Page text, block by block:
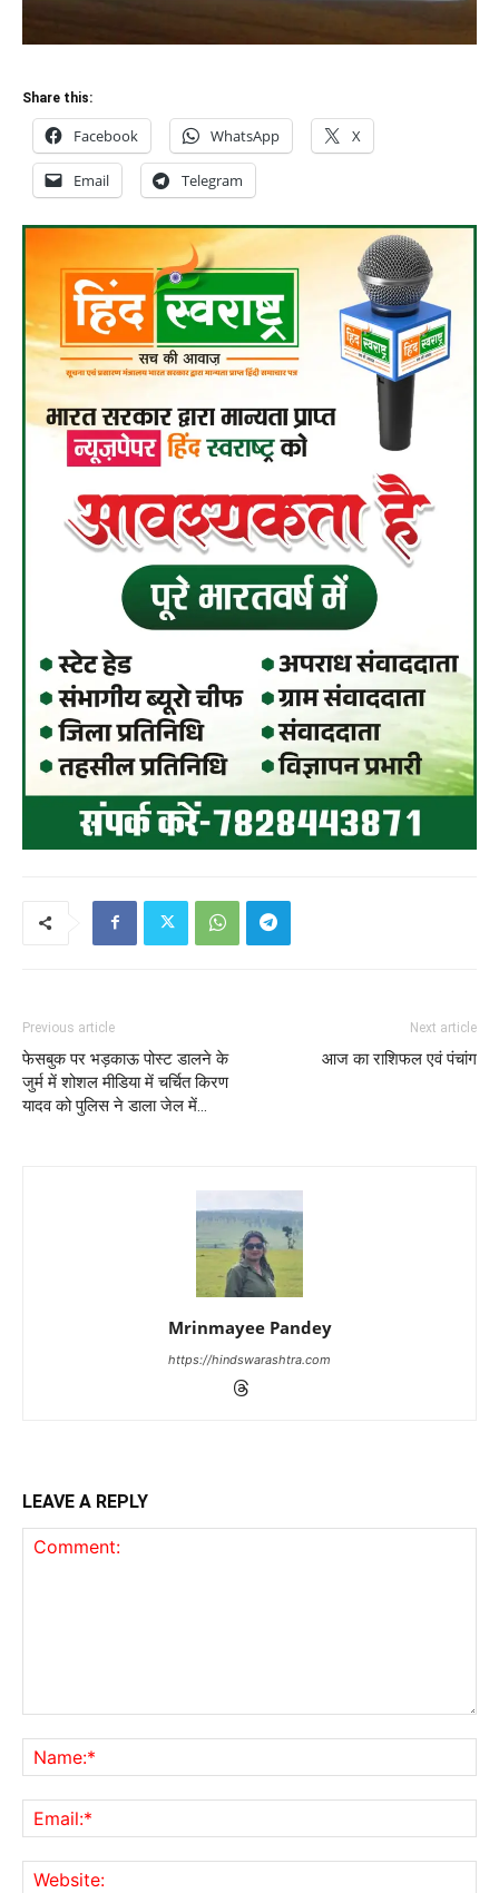
Share this:
Facebook WhatsApp X
Email Telegram
Previous article
फेसबुक पर भड़काऊ पोस्ट डालने के
जुर्म में शोशल मीडिया में चर्चित किरण
यादव को पुलिस ने डाला जेल में…
Next article
आज का राशिफल एवं पंचांग
Mrinmayee Pandey
https://hindswarashtra.com
LEAVE A REPLY